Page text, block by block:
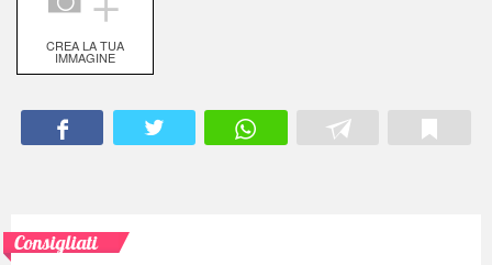
CREA LA TUA
IMMAGINE
Consigliati